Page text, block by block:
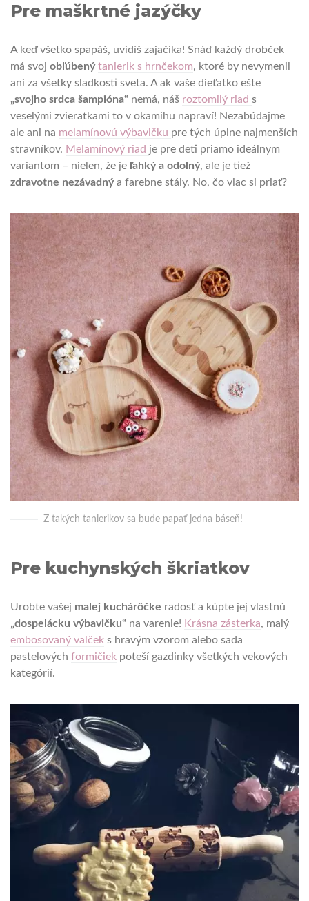
Pre maškrtné jazýčky
A keď všetko spapáš, uvidíš zajačika! Snáď každý drobček
má svoj obľúbený tanierik s hrnčekom, ktoré by nevymenil
ani za všetky sladkosti sveta. A ak vaše dieťatko ešte
„svojho srdca šampióna“ nemá, náš roztomilý riad s
veselými zvieratkami to v okamihu napraví! Nezabúdajme
ale ani na melamínovú výbavičku pre tých úplne najmenších
stravníkov. Melamínový riad je pre deti priamo ideálnym
variantom – nielen, že je ľahký a odolný, ale je tiež
zdravotne nezávadnýa farebne stály. No, čo viac si priať?
Z takých tanierikov sa bude papať jedna báseň!
Pre kuchynských škriatkov
Urobte vašej malej kuchárôčke radosť a kúpte jej vlastnú
„dospelácku výbavičku“ na varenie! Krásna zásterka, malý
embosovaný valček s hravým vzorom alebo sada
pastelových formičiek poteší gazdinky všetkých vekových
kategórií.